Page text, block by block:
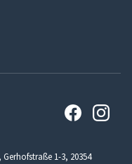
1-3, 20354